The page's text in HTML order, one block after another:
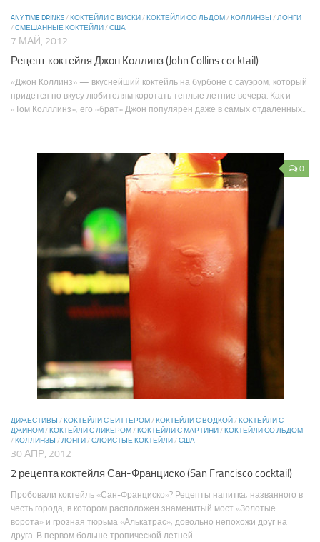
ANY TIME DRINKS/КОКТЕЙЛИ С ВИСКИ/КОКТЕЙЛИ СО ЛЬДОМ/КОЛЛИНЗЫ /ЛОНГИ
/СМЕШАННЫЕ КОКТЕЙЛИ/США
7 МАЙ, 2012
Рецепт коктейля Джон Коллинз (John Collins cocktail)
«Джон Коллинз» — вкуснейший коктейль на бурбоне с сауэром, который
придется по вкусу любителям коротать теплые летние вечера. Как и
«Том Колллинз», его «брат» Джон популярен даже в самых отдаленных...
0
ДИЖЕСТИВЫ /КОКТЕЙЛИ С БИТТЕРОМ/КОКТЕЙЛИ С ВОДКОЙ/КОКТЕЙЛИ С
ДЖИНОМ/КОКТЕЙЛИ С ЛИКЕРОМ/КОКТЕЙЛИ С МАРТИНИ/КОКТЕЙЛИ СО ЛЬДОМ
/КОЛЛИНЗЫ /ЛОНГИ/СЛОИСТЫЕ КОКТЕЙЛИ/США
30 АПР, 2012
2 рецепта коктейля Сан-Франциско (San Francisco cocktail)
Пробовали коктейль «Сан-Франциско»? Рецепты напитка, названного в
честь города, в котором расположен знаменитый мост «Золотые
ворота» и грозная тюрьма «Алькатрас», довольно непохожи друг на
друга. В первом больше тропической летней...